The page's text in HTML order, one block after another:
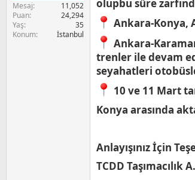
Mesaj
11,052
Puan
24,294
Yaş
35
Konum
İstanbul
olupbu süre
Ankara-Konya,
Ankara-
trenler ile devam
seyahatleri
10 ve 11 Mart
Konya arasında
Anlayışınız İçin
TCDD Taşımacılık